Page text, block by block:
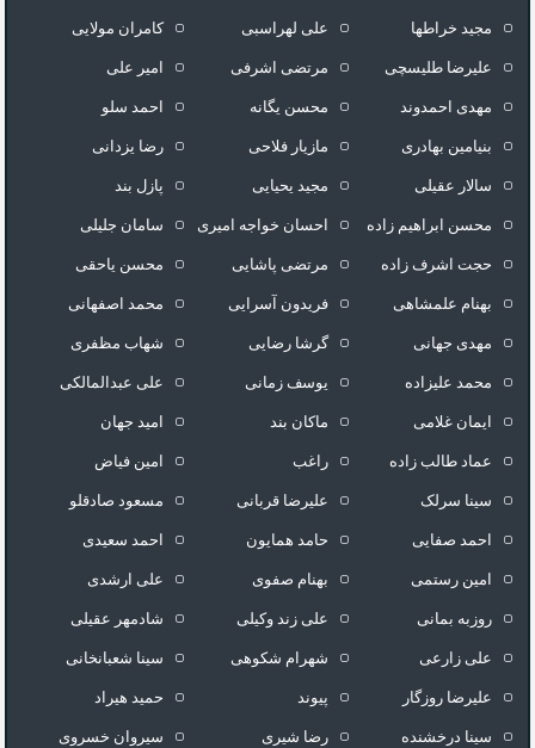
مجید خراطها علی لهراسبی کامران مولایی
علیرضا طلیسچی مرتضی اشرفی امیر علی
مهدی احمدوند محسن یگانه احمد سلو
بنیامین بهادری مازیار فلاحی رضا یزدانی
سالار عقیلی مجید یحیایی پازل بند
محسن ابراهیم زاده احسان خواجه امیری سامان جلیلی
حجت اشرف زاده مرتضی پاشایی محسن یاحقی
بهنام علمشاهی فریدون آسرایی محمد اصفهانی
مهدی جهانی گرشا رضایی شهاب مظفری
محمد علیزاده یوسف زمانی علی عبدالمالکی
ایمان غلامی ماکان بند امید جهان
عماد طالب زاده راغب امین فیاض
سینا سرلک علیرضا قربانی مسعود صادقلو
احمد صفایی حامد همایون احمد سعیدی
امین رستمی بهنام صفوی علی ارشدی
روزبه بمانی علی زند وکیلی شادمهر عقیلی
علی زارعی شهرام شکوهی سینا شعبانخانی
علیرضا روزگار پیوند حمید هیراد
سینا درخشنده رضا شیری سیروان خسروی